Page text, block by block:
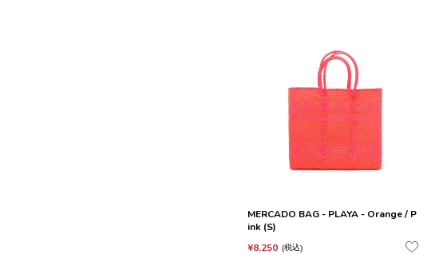
MERCADO BAG - PLAYA - Orange / P
ink (S)
¥8,250 税込